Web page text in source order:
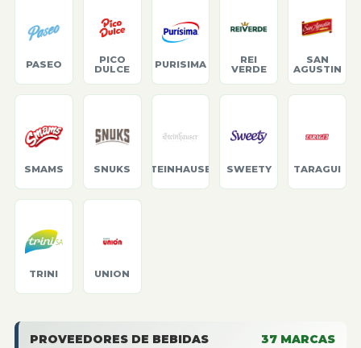
PASEO
PICO
DULCE
PURISIMA
REI
VERDE
SAN
AGUSTIN
SMAMS SNUKS STEINHAUSER SWEETY TARAGUI
TRINI UNION
PROVEEDORES DE BEBIDAS 37 MARCAS